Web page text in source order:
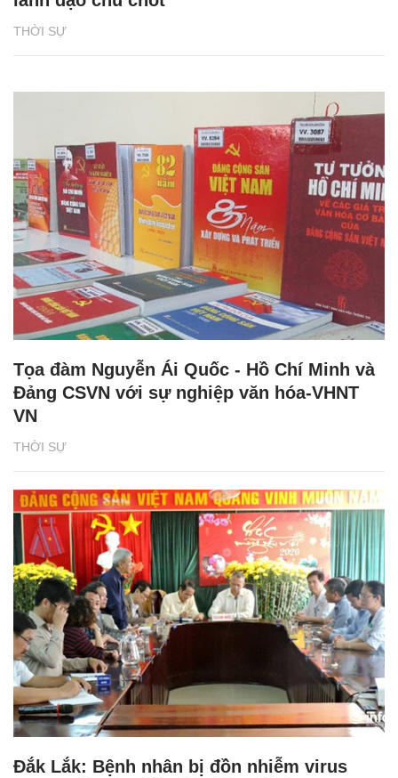
THỜI SỰ
THỜI SỰ
Tọa đàm Nguyễn Ái Quốc - Hồ Chí Minh và
Đảng CSVN với sự nghiệp văn hóa-VHNT
VN
Đắk Lắk: Bệnh nhân bị đồn nhiễm virus